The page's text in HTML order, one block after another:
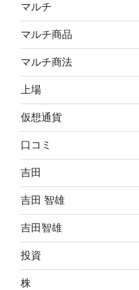
マルチ
マルチ商品
マルチ商法
上場
仮想通貨
口コミ
吉田
吉田 智雄
吉田智雄
投資
株